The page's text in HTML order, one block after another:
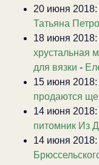
20 июня 2018:
Татьяна
18 июня 2018:
хрустальная
для вязки -
15 июня 2018:
продаются
14 июня 2018:
питомник Из
14 июня 2018: